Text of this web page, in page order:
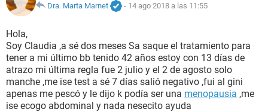
NUTRICIÓN
BIENESTAR
SEXUALIDAD
GLOSARIO
Dra. Marta Marnet
- 14 ago 2018 a las 11:55
Hola,
Soy Claudia ,a sé dos meses Sa saque el tratamiento para
tener a mi último bb tenido 42 años estoy con 13 días de
atrazo mi última regla fue 2 julio y el 2 de agosto solo
manche ,me ise test a sé 7 días salió negativo ,fui al gini
apenas me pescó y le dijo k podía ser una menopausia ,me
ise ecogo abdominal y nada nesecito ayuda